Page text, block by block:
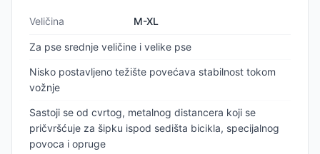
Veličina M-XL
Za pse srednje veličine i velike pse
Nisko postavljeno težište povećava stabilnost tokom
vožnje
Sastoji se od cvrtog, metalnog distancera koji se
pričvršćuje za šipku ispod sedišta bicikla, specijalnog
povoca i opruge